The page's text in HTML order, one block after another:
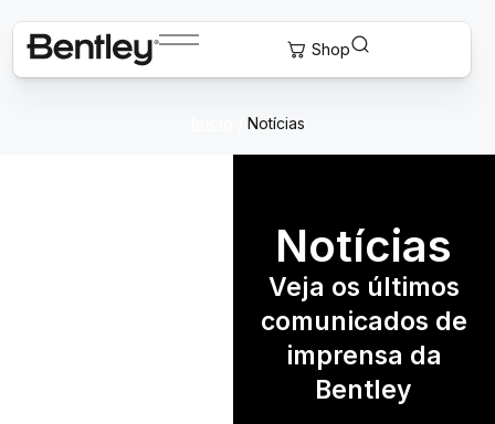
Notícias
Notícias
Veja os últimos
comunicados de
imprensa da
Bentley